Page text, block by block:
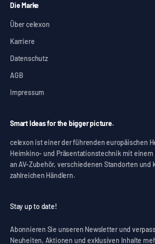
Die Marke
Über celexon
Karriere
Datenschutz
AGB
Impressum
Smart Ideas for the bigger picture.
celexon ist einer der führenden europäischen
Heimkino- und Präsentationstechnik mit
an AV-Zubehör, verschiedenen Standorten und
zahlreichen Händlern.
Stay up to date!
Abonnieren Sie unseren Newsletter und
Neuheiten, Aktionen und exklusiven Inhalte